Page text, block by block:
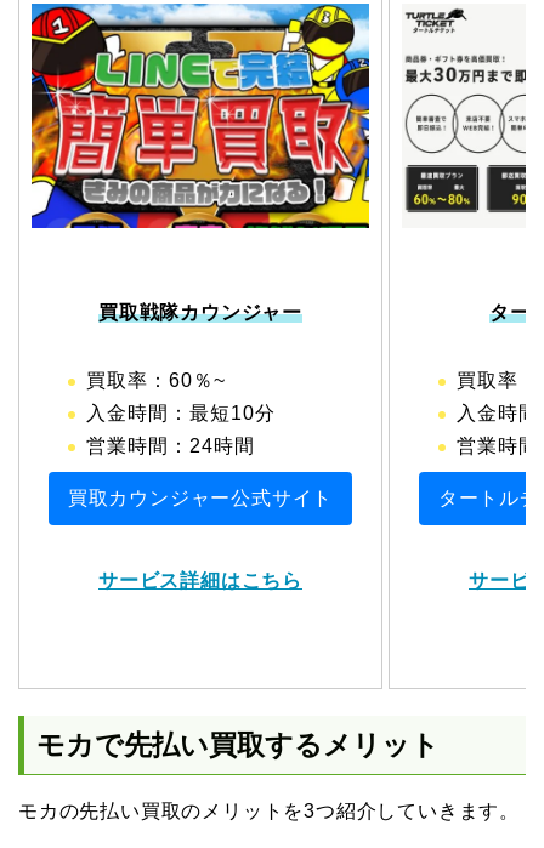
買取戦隊カウンジャー
買取率：60％~
入金時間：最短10分
営業時間：24時間
買取カウンジャー公式サイト
サービス詳細はこちら
ター
買取率
入金時
営業時
タートル
サービ
モカで先払い買取するメリット
モカの先払い買取のメリットを3つ紹介していきます。